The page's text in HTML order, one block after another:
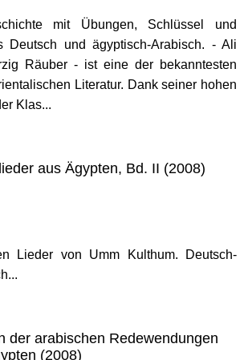
mit Übungen, Schlüssel und
Deutsch und ägyptisch-Arabisch. - Ali
Räuber - ist eine der bekanntesten
Literatur. Dank seiner hohen
Klas...
aus Ägypten, Bd. II (2008)
Lieder von Umm Kulthum. Deutsch-
der arabischen Redewendungen
(2008)